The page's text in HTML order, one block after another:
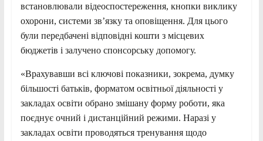
встановлювали відеоспостереження, кнопки виклику
охорони, системи зв’язку та оповіщення. Для цього
були передбачені відповідні кошти з місцевих
бюджетів і залучено спонсорську допомогу.
«Врахувавши всі ключові показники, зокрема, думку
більшості батьків, форматом освітньої діяльності у
закладах освіти обрано змішану форму роботи, яка
поєднує очний і дистанційний режими. Наразі у
закладах освіти проводяться тренування щодо